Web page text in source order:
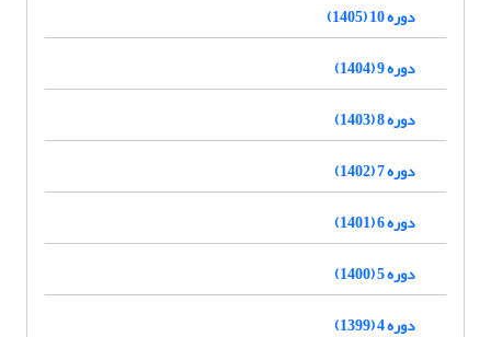
دوره 10 (1405)
دوره 9 (1404)
دوره 8 (1403)
دوره 7 (1402)
دوره 6 (1401)
دوره 5 (1400)
دوره 4 (1399)